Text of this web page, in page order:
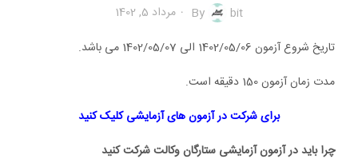
By bit
مرداد 5, 1402
تاریخ شروع آزمون 1402/05/06 الی 1402/05/07 می باشد.
مدت زمان آزمون 150 دقیقه است.
برای شرکت در آزمون های آزمایشی کلیک کنید
چرا باید در آزمون آزمایشی ستارگان وکالت شرکت کنید